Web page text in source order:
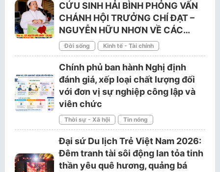
CỨU SINH HẢI BÌNH PHỎNG VẤN
CHÁNH HỘI TRƯỞNG CHÍ ĐẠT –
NGUYỄN HỮU NHƠN VỀ CÁC…
Đời sống Kinh tế - Tài chính
Chính phủ ban hành Nghị định
đánh giá, xếp loại chất lượng đối
với đơn vị sự nghiệp công lập và
viên chức
Thời sự - Xã hội Tin nóng
Đại sứ Du lịch Trẻ Việt Nam 2026:
Đêm tranh tài sôi động lan tỏa tinh
thần yêu quê hương, quảng bá